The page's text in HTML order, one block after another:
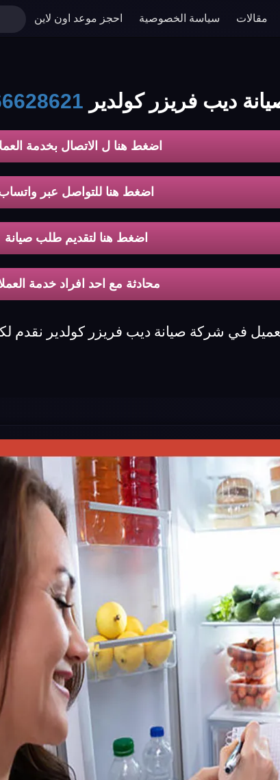
مقالات سياسة الخصوصية احجز موعد اون لاين
ديب فريزر كولدير
اضغط هنا ل الاتصال بخدمة
اضغط هنا للتواصل عبر
اضغط هنا لتقديم طلب صيانة
محادثة مع احد افراد خدمة
في شركة صيانة ديب فريزر كولدير نقدم